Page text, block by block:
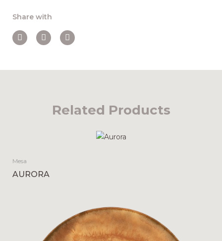
Share with
Related Products
Mesa
AURORA